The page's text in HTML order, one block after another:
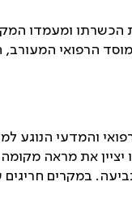
הכשרתו ומעמדו
הרפואי
והמדעי הנוגע
את מראה מקומה
במקרים